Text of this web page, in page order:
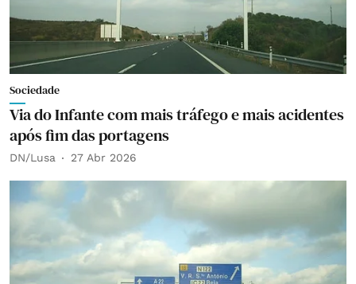
Sociedade
Via do Infante com mais tráfego e mais acidentes
após fim das portagens
DN/Lusa 27 Abr 2026